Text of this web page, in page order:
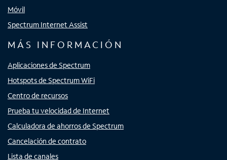
Móvil
Spectrum Internet Assist
MÁS INFORMACIÓN
Aplicaciones de Spectrum
Hotspots de Spectrum WiFi
Centro de recursos
Prueba tu velocidad de Internet
Calculadora de ahorros de Spectrum
Cancelación de contrato
Lista de canales